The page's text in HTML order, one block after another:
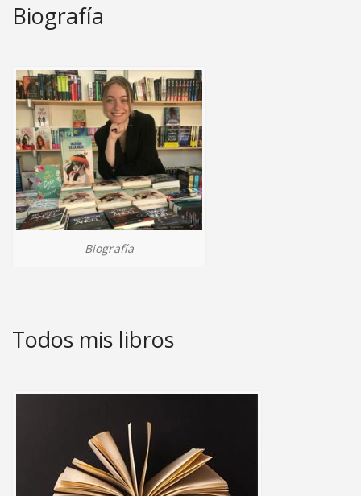
Biografía
Biografía
Todos mis libros